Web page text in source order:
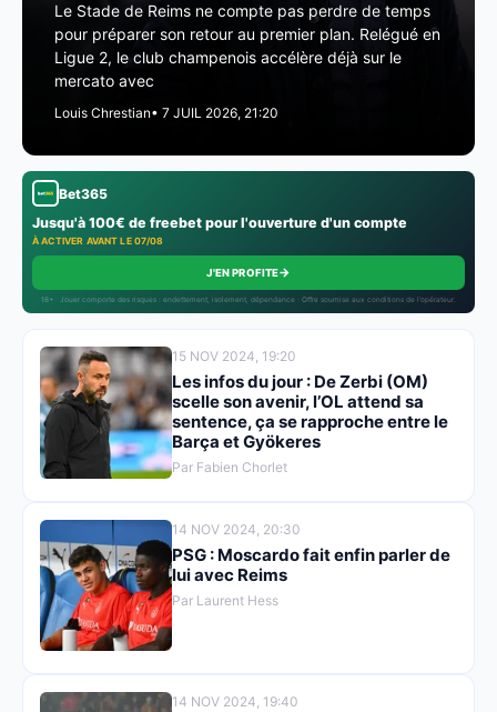
Le Stade de Reims ne compte pas perdre de temps
pour préparer son retour au premier plan. Relégué en
Ligue 2, le club champenois accélère déjà sur le
mercato avec
Louis Chrestian• 7 JUIL 2026, 21:20
Bet365
Jusqu'à 100€ de freebet pour l'ouverture d'un compte
À ACTIVER AVANT LE 07/08
J'EN PROFITE→
18+ · Jouer comporte des risques : endettement, isolement, dépendance · Offre soumise aux conditions de l’opérateur.
15 NOV 2024, 19:20
Les infos du jour : De Zerbi (OM)
scelle son avenir, l’OL attend sa
sentence, ça se rapproche entre le
Barça et Gyökeres
Par Fabien Chorlet
14 NOV 2024, 20:30
PSG : Moscardo fait enfin parler de
lui avec Reims
Par Laurent Hess
14 NOV 2024, 19:40